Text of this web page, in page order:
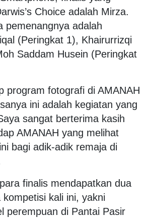
Choice adalah Mirza.
pemenangnya adalah
(Peringkat 1), Khairurrizqi
Saddam Husein (Peringkat
program fotografi di AMANAH
ini adalah kegiatan yang
sangat berterima kasih
AMANAH yang melihat
bagi adik-adik remaja di
finalis mendapatkan dua
kali ini, yakni
perempuan di Pantai Pasir